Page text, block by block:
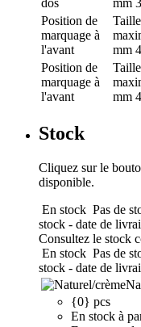
dos
mm
Position de
marquage à
l'avant
Taille
mm
Position de
marquage à
l'avant
Taille
mm
Stock
Cliquez sur le
disponible.
En stock Pas de
stock - date de
Consultez le stock
En stock Pas de
stock - date de
{0} pcs
En stock à